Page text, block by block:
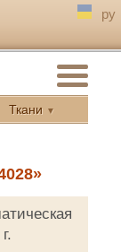
ру
Ткани ▼